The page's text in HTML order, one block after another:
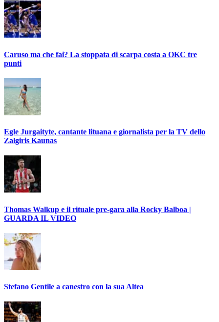
Caruso ma che fai? La stoppata di scarpa costa a OKC tre
punti
Egle Jurgaityte, cantante lituana e giornalista per la TV dello
Zalgiris Kaunas
Thomas Walkup e il rituale pre-gara alla Rocky Balboa |
GUARDA IL VIDEO
Stefano Gentile a canestro con la sua Altea